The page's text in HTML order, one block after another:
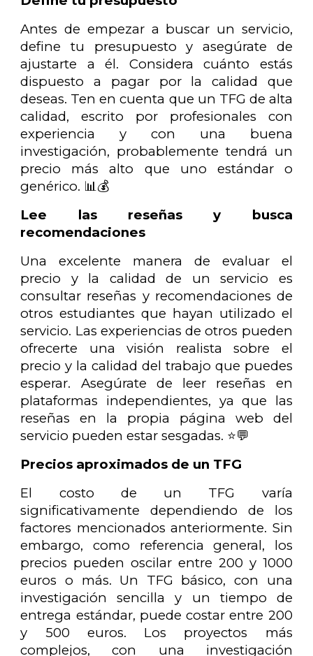
Antes de empezar a buscar un servicio,
define tu presupuesto y asegúrate de
ajustarte a él. Considera cuánto estás
dispuesto a pagar por la calidad que
deseas. Ten en cuenta que un TFG de alta
calidad, escrito por profesionales con
experiencia y con una buena
investigación, probablemente tendrá un
precio más alto que uno estándar o
genérico. 📊💰
Lee las reseñas y busca
recomendaciones
Una excelente manera de evaluar el
precio y la calidad de un servicio es
consultar reseñas y recomendaciones de
otros estudiantes que hayan utilizado el
servicio. Las experiencias de otros pueden
ofrecerte una visión realista sobre el
precio y la calidad del trabajo que puedes
esperar. Asegúrate de leer reseñas en
plataformas independientes, ya que las
reseñas en la propia página web del
servicio pueden estar sesgadas. ⭐💬
Precios aproximados de un TFG
El costo de un TFG varía
significativamente dependiendo de los
factores mencionados anteriormente. Sin
embargo, como referencia general, los
precios pueden oscilar entre 200 y 1000
euros o más. Un TFG básico, con una
investigación sencilla y un tiempo de
entrega estándar, puede costar entre 200
y 500 euros. Los proyectos más
complejos, con una investigación